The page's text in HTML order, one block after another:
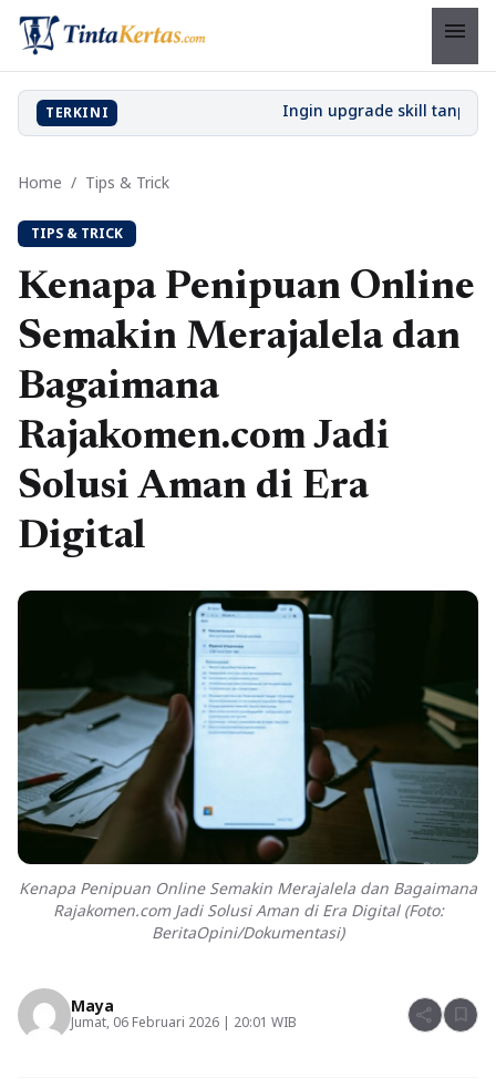
menu
TERKINI
Home / Tips & Trick
TIPS & TRICK
Kenapa Penipuan Online
Semakin Merajalela dan
Bagaimana
Rajakomen.com Jadi
Solusi Aman di Era
Digital
Kenapa Penipuan Online Semakin Merajalela dan Bagaimana
Rajakomen.com Jadi Solusi Aman di Era Digital (Foto:
BeritaOpini/Dokumentasi)
Maya
Jumat, 06 Februari 2026 | 20:01 WIB share bookmark